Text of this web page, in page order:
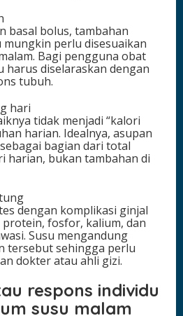
basal bolus, tambahan
perlu disesuaikan
Bagi pengguna obat
harus diselaraskan dengan
tubuh.
hari
tidak menjadi “kalori
harian. Idealnya, asupan
bagian dari total
harian, bukan tambahan di
dengan komplikasi ginjal
fosfor, kalium, dan
Susu mengandung
tersebut sehingga perlu
dokter atau ahli gizi.
respons individu
susu malam